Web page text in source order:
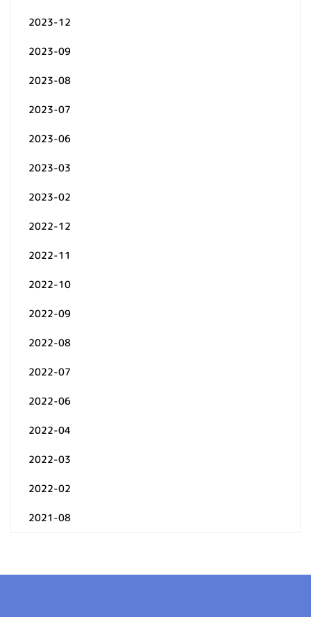
2023-12
2023-09
2023-08
2023-07
2023-06
2023-03
2023-02
2022-12
2022-11
2022-10
2022-09
2022-08
2022-07
2022-06
2022-04
2022-03
2022-02
2021-08